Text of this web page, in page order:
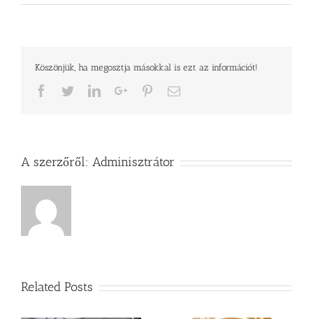
Református
bejegyzéshez
Köszönjük, ha megosztja másokkal is ezt az információt!
Facebook
TwitterLinkedInGoogle+PinterestEmail
A szerzőről: Adminisztrátor
Related Posts